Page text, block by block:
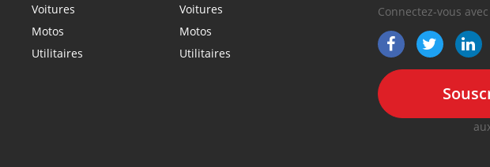
Voitures
Motos
Utilitaires
Voitures
Motos
Utilitaires
Connectez-vous